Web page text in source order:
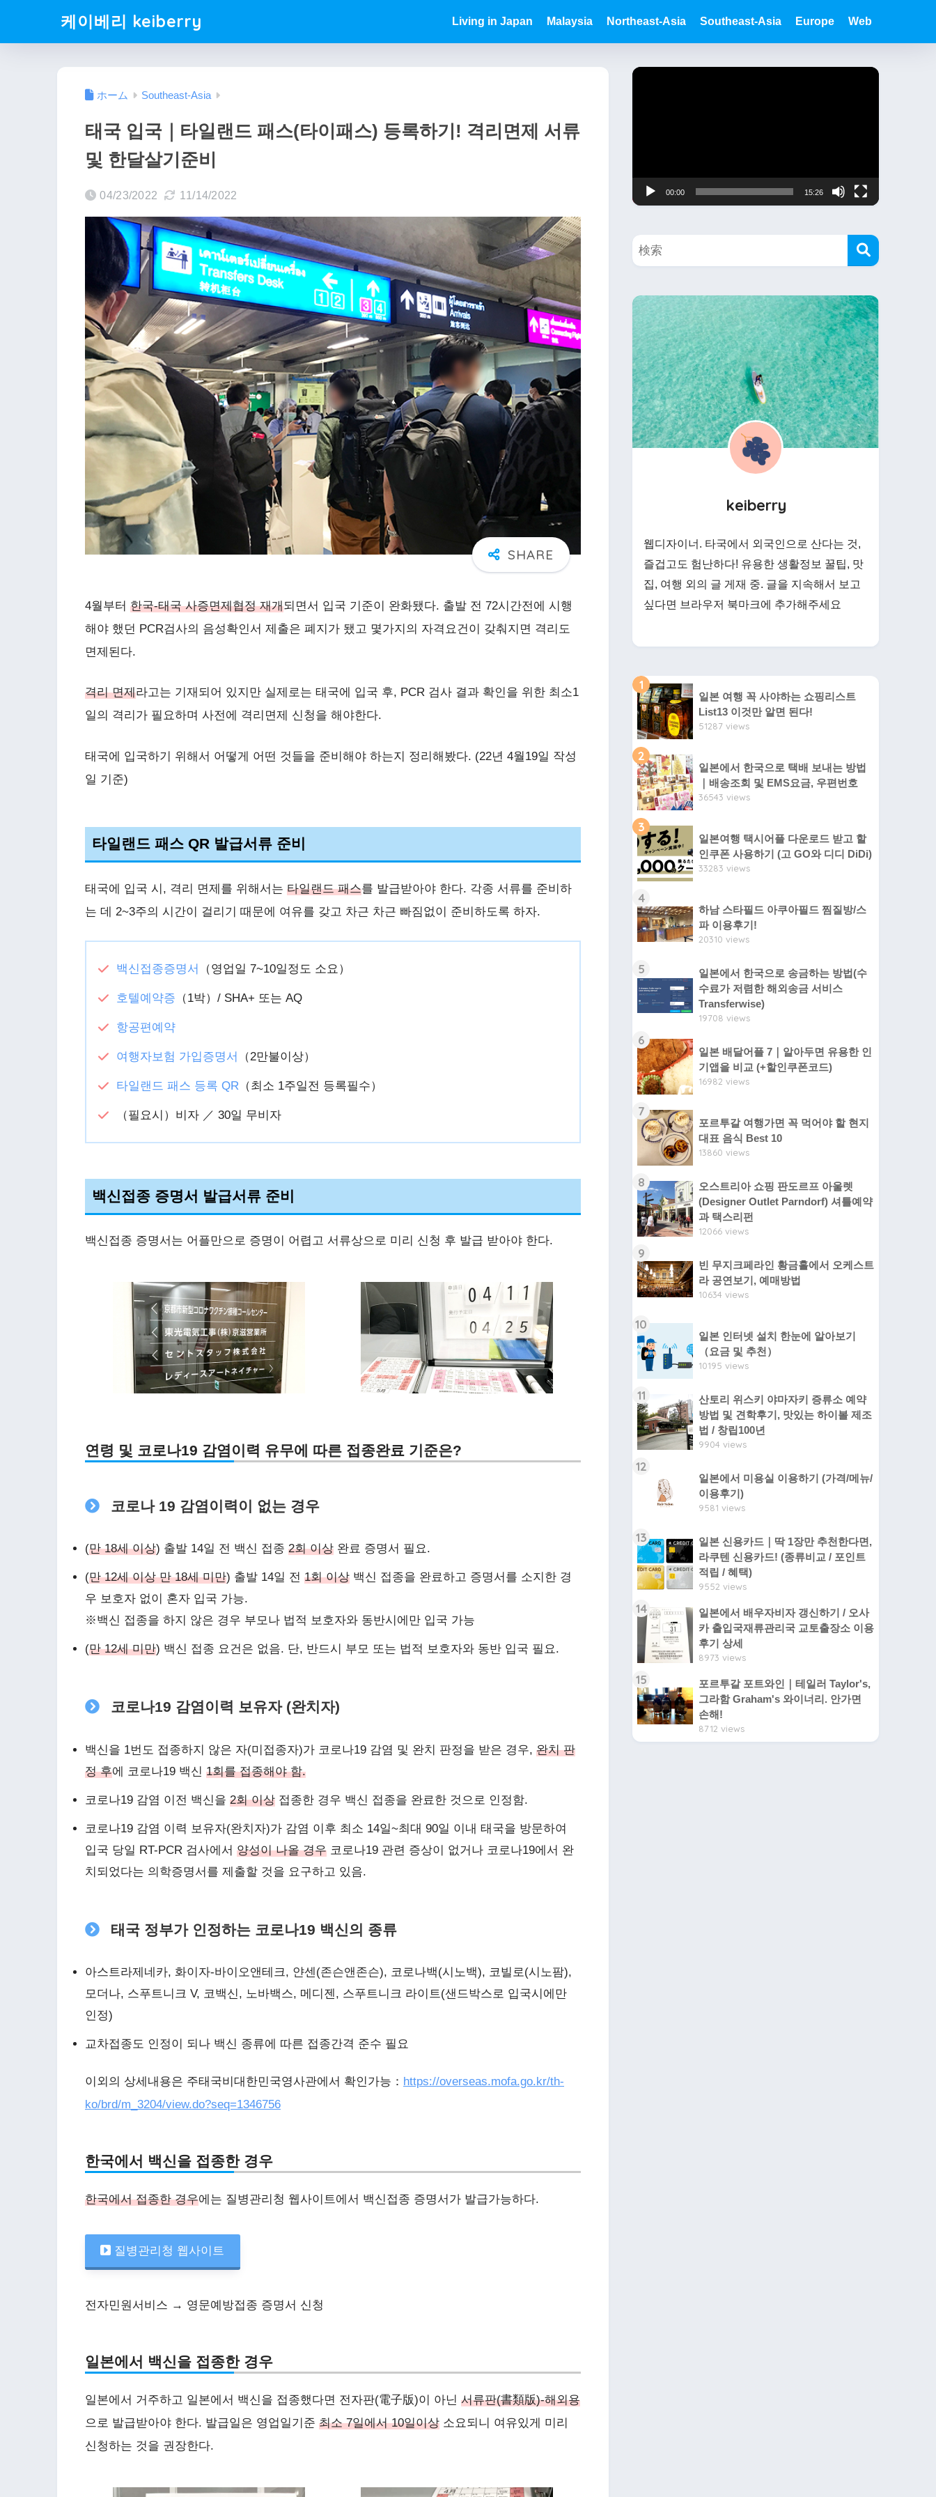
케이베리 keiberry Living in Japan Malaysia Northeast-Asia Southeast-Asia Europe Web
ホーム Southeast-Asia
태국 입국｜타일랜드 패스(타이패스) 등록하기! 격리면제 서류
및 한달살기준비
04/23/2022 11/14/2022
4월부터 한국-태국 사증면제협정 재개되면서 입국 기준이 완화됐다. 출발 전 72시간전에 시행
해야 했던 PCR검사의 음성확인서 제출은 폐지가 됐고 몇가지의 자격요건이 갖춰지면 격리도
면제된다.
격리 면제라고는 기재되어 있지만 실제로는 태국에 입국 후, PCR 검사 결과 확인을 위한 최소1
일의 격리가 필요하며 사전에 격리면제 신청을 해야한다.
태국에 입국하기 위해서 어떻게 어떤 것들을 준비해야 하는지 정리해봤다. (22년 4월19일 작성
일 기준)
타일랜드 패스 QR 발급서류 준비
태국에 입국 시, 격리 면제를 위해서는 타일랜드 패스를 발급받아야 한다. 각종 서류를 준비하
는 데 2~3주의 시간이 걸리기 때문에 여유를 갖고 차근 차근 빠짐없이 준비하도록 하자.
백신접종증명서 （영업일 7~10일정도 소요）
호텔예약증 （1박）/ SHA+ 또는 AQ
항공편예약
여행자보험 가입증명서 （2만불이상）
타일랜드 패스 등록 QR（최소 1주일전 등록필수）
（필요시）비자 ／ 30일 무비자
백신접종 증명서 발급서류 준비
백신접종 증명서는 어플만으로 증명이 어렵고 서류상으로 미리 신청 후 발급 받아야 한다.
연령 및 코로나19 감염이력 유무에 따른 접종완료 기준은?
코로나 19 감염이력이 없는 경우
(만 18세 이상) 출발 14일 전 백신 접종 2회 이상 완료 증명서 필요.
(만 12세 이상 만 18세 미만) 출발 14일 전 1회 이상 백신 접종을 완료하고 증명서를 소지한 경
우 보호자 없이 혼자 입국 가능.
※백신 접종을 하지 않은 경우 부모나 법적 보호자와 동반시에만 입국 가능
(만 12세 미만) 백신 접종 요건은 없음. 단, 반드시 부모 또는 법적 보호자와 동반 입국 필요.
코로나19 감염이력 보유자 (완치자)
백신을 1번도 접종하지 않은 자(미접종자)가 코로나19 감염 및 완치 판정을 받은 경우, 완치 판
정 후에 코로나19 백신 1회를 접종해야 함.
코로나19 감염 이전 백신을 2회 이상 접종한 경우 백신 접종을 완료한 것으로 인정함.
코로나19 감염 이력 보유자(완치자)가 감염 이후 최소 14일~최대 90일 이내 태국을 방문하여
입국 당일 RT-PCR 검사에서 양성이 나올 경우 코로나19 관련 증상이 없거나 코로나19에서 완
치되었다는 의학증명서를 제출할 것을 요구하고 있음.
태국 정부가 인정하는 코로나19 백신의 종류
아스트라제네카, 화이자-바이오앤테크, 얀센(존슨앤존슨), 코로나백(시노백), 코빌로(시노팜),
모더나, 스푸트니크 V, 코백신, 노바백스, 메디젠, 스푸트니크 라이트(샌드박스로 입국시에만
인정)
교차접종도 인정이 되나 백신 종류에 따른 접종간격 준수 필요
이외의 상세내용은 주태국비대한민국영사관에서 확인가능： https://overseas.mofa.go.kr/th-
ko/brd/m_3204/view.do?seq=1346756
한국에서 백신을 접종한 경우
한국에서 접종한 경우에는 질병관리청 웹사이트에서 백신접종 증명서가 발급가능하다.
질병관리청 웹사이트
전자민원서비스 → 영문예방접종 증명서 신청
일본에서 백신을 접종한 경우
일본에서 거주하고 일본에서 백신을 접종했다면 전자판(電子版)이 아닌 서류판(書類版)-해외용
으로 발급받아야 한다. 발급일은 영업일기준 최소 7일에서 10일이상 소요되니 여유있게 미리
신청하는 것을 권장한다.
동
이
어
00:00 15:26
keiberry
웹디자이너. 타국에서 외국인으로 산다는 것,
즐겁고도 험난하다! 유용한 생활정보 꿀팁, 맛
집, 여행 외의 글 게재 중. 글을 지속해서 보고
싶다면 브라우저 북마크에 추가해주세요
1
일본 여행 꼭 사야하는 쇼핑리스트
List13 이것만 알면 된다!
51287 views
2
일본에서 한국으로 택배 보내는 방법
｜배송조회 및 EMS요금, 우편번호
36543 views
3
일본여행 택시어플 다운로드 받고 할
인쿠폰 사용하기 (고 GO와 디디 DiDi)
33283 views
4
하남 스타필드 아쿠아필드 찜질방/스
파 이용후기!
20310 views
5
일본에서 한국으로 송금하는 방법(수
수료가 저렴한 해외송금 서비스
Transferwise)
19708 views
6
일본 배달어플 7｜알아두면 유용한 인
기앱을 비교 (+할인쿠폰코드)
16982 views
7
포르투갈 여행가면 꼭 먹어야 할 현지
대표 음식 Best 10
13860 views
8
오스트리아 쇼핑 판도르프 아울렛
(Designer Outlet Parndorf) 셔틀예약
과 택스리펀
12066 views
9
빈 무지크페라인 황금홀에서 오케스트
라 공연보기, 예매방법
10634 views
10
일본 인터넷 설치 한눈에 알아보기
（요금 및 추천）
10195 views
11
산토리 위스키 야마자키 증류소 예약
방법 및 견학후기, 맛있는 하이볼 제조
법 / 창립100년
9904 views
12
일본에서 미용실 이용하기 (가격/메뉴/
이용후기)
9581 views
13
일본 신용카드｜딱 1장만 추천한다면,
라쿠텐 신용카드! (종류비교 / 포인트
적립 / 혜택)
9552 views
14
일본에서 배우자비자 갱신하기 / 오사
카 출입국재류관리국 교토출장소 이용
후기 상세
8973 views
15
포르투갈 포트와인｜테일러 Taylor's,
그라함 Graham's 와이너리. 안가면
손해!
8712 views